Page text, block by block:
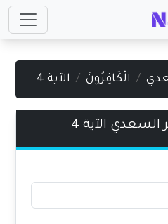
الْكَافِرُونَ الآية 4
الآية 4